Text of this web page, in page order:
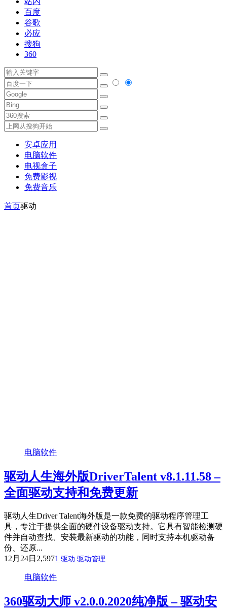
百度
谷歌
必应
搜狗
360
安卓应用
电脑软件
电视盒子
免费影视
免费音乐
首页驱动
电脑软件
驱动人生海外版DriverTalent v8.1.11.58 –
全面驱动支持和免费更新
驱动人生Driver Talent海外版是一款免费的驱动程序管理工
具，专注于提供全面的硬件设备驱动支持。它具有智能检测硬
件并自动查找、安装最新驱动的功能，同时支持本机驱动备
份、还原...
12月24日 2,5971 驱动 驱动管理
电脑软件
360驱动大师 v2.0.0.2020纯净版 – 驱动安